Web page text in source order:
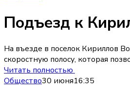
Подъезд к
На въезде в поселок Кириллов
скоростную полосу, которая
Читать полностью
Общество30 июня16:35